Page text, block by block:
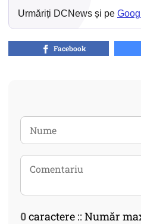
Urmăriți DCNews și pe
Facebook
0caractere :: Număr